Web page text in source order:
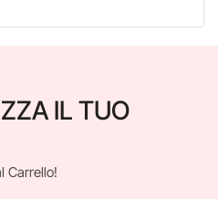
IL TUO
Carrello!